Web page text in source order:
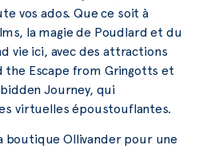
vos ados. Que ce soit à
la magie de Poudlard et du
vie ici, avec des attractions
Escape from Gringotts et
Journey, qui
virtuelles époustouflantes.
boutique Ollivander pour une